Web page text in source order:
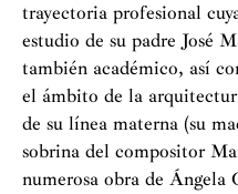
trayectoria profesional
estudio de su padre José
también académico, así
el ámbito de la
de su línea materna (su
sobrina del compositor
numerosa obra de Ángela